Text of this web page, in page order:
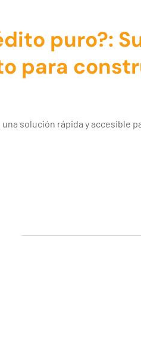
puro?:
para
solución rápida y accesible